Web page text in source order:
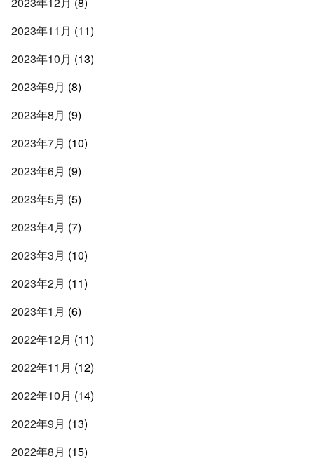
2023年11月 (11)
2023年10月 (13)
2023年9月 (8)
2023年8月 (9)
2023年7月 (10)
2023年6月 (9)
2023年5月 (5)
2023年4月 (7)
2023年3月 (10)
2023年2月 (11)
2023年1月 (6)
2022年12月 (11)
2022年11月 (12)
2022年10月 (14)
2022年9月 (13)
2022年8月 (15)